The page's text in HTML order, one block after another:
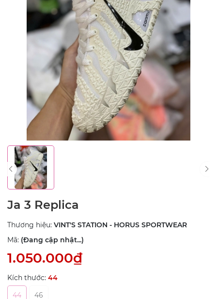
Ja 3 Replica
Thương hiệu: VINT'S STATION - HORUS SPORTWEAR
Mã: (Đang cập nhật...)
1.050.000₫
Kích thước: 44
44
46